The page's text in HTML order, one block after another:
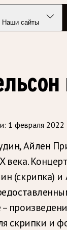
Наши сайты
музыки
1 февраля 2022
Айлен
века.
(скрипка) и
скрипки и